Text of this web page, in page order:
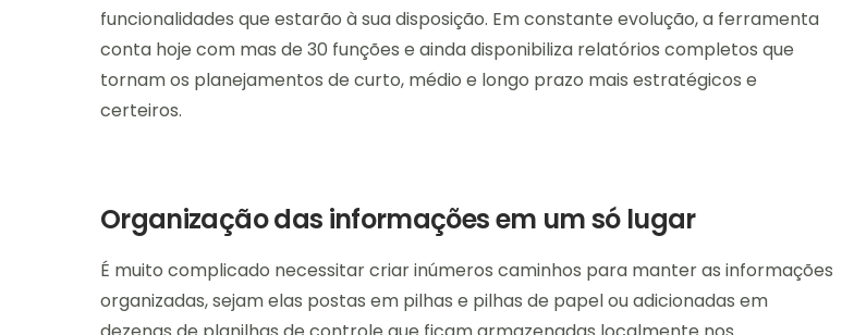
funcionalidades que estarão à sua disposição. Em constante evolução, a ferramenta
conta hoje com mas de 30 funções e ainda disponibiliza relatórios completos que
tornam os planejamentos de curto, médio e longo prazo mais estratégicos e
certeiros.
Organização das informações em um só lugar
É muito complicado necessitar criar inúmeros caminhos para manter as informações
organizadas, sejam elas postas em pilhas e pilhas de papel ou adicionadas em